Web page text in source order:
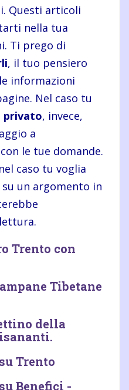
Questi articoli
nella tua
Ti prego di
, il tuo pensiero
informazioni
Nel caso tu
privato, invece,
a
le tue domande.
caso tu voglia
un argomento in
Trento con
Tibetane
della
Trento
Benefici -